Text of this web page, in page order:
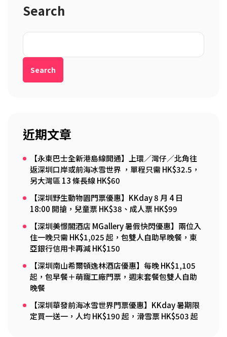
Search
Search
近期文章
【永東巴士全新港島線開通】上環／灣仔／北角往
返深圳口岸或前海冰雪世界 ，單程只需 HK$32.5，
另大灣區 13 條長線 HK$60
【深圳野生動物園門票優惠】KKday 8 月 4 日
18:00 開搶，兒童票 HK$38、成人票 HK$99
【深圳美憬閣酒店 MGallery 暑假快閃優惠】兩位入
住一晚只需 HK$1,025 起，包雙人自助早晚餐，東
亞銀行信用卡再減 HK$150
【深圳南山希爾頓逸林酒店優惠】每晚 HK$1,105
起，包早餐＋萌寵工廠門票，週末套餐包雙人自助
晚餐
【深圳華發前海冰雪世界門票優惠】KKday 暑期限
定買一送一，人均 HK$190 起，滑雪票 HK$503 起